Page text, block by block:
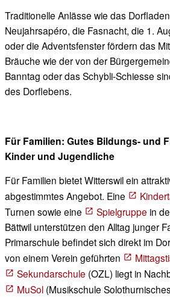
Traditionelle Anlässe wie das
Neujahrsapéro, die Fasnacht, die 1.
oder die Adventsfenster fördern das
Bräuche wie der von der
Banntag oder das Schybli-Schiesse
des Dorflebens.
Für Familien: Gutes Bildungs- und
Kinder und Jugendliche
Für Familien bietet Witterswil ein
abgestimmtes Angebot. Eine
Turnen sowie eine
Spielgruppe in
Bättwil unterstützen den Alltag junger
Primarschule befindet sich direkt im
von einem Verein geführten
Sekundarschule (OZL) liegt in
MuSol(Musikschule